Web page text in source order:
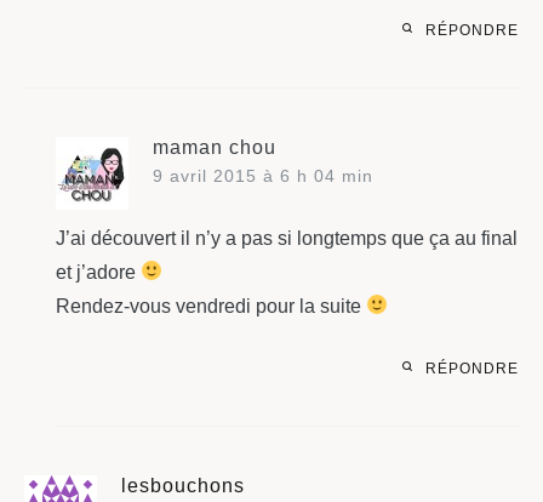
RÉPONDRE
maman chou
9 avril 2015 à 6 h 04 min
J’ai découvert il n’y a pas si longtemps que ça au final
et j’adore
Rendez-vous vendredi pour la suite
RÉPONDRE
lesbouchons